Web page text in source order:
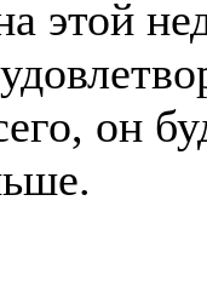
этой
он